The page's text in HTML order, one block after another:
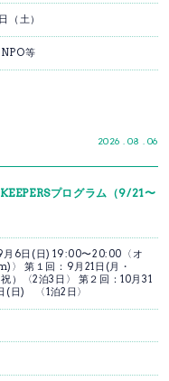
2026 . 08 . 06
（土）
NPO等
プログラム（9/21〜
月6日(日) 19:00〜20:00〈オ
〉 第１回：9月21日(月・
）〈2泊3日〉 第２回：10月31
(日) 〈1泊2日〉